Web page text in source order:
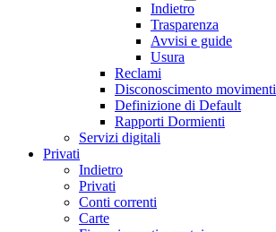
Indietro
Trasparenza
Avvisi e guide
Usura
Reclami
Disconoscimento movimenti
Definizione di Default
Rapporti Dormienti
Servizi digitali
Privati
Indietro
Privati
Conti correnti
Carte